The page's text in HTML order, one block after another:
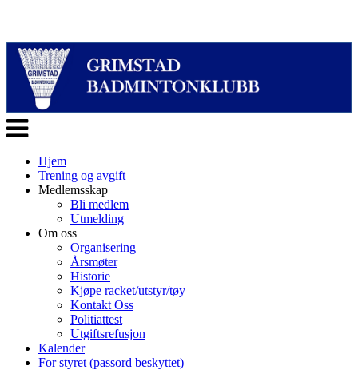
Veksle
navigasjon
Hjem
Trening og avgift
Medlemsskap
Bli medlem
Utmelding
Om oss
Organisering
Årsmøter
Historie
Kjøpe racket/utstyr/tøy
Kontakt Oss
Politiattest
Utgiftsrefusjon
Kalender
For styret (passord beskyttet)